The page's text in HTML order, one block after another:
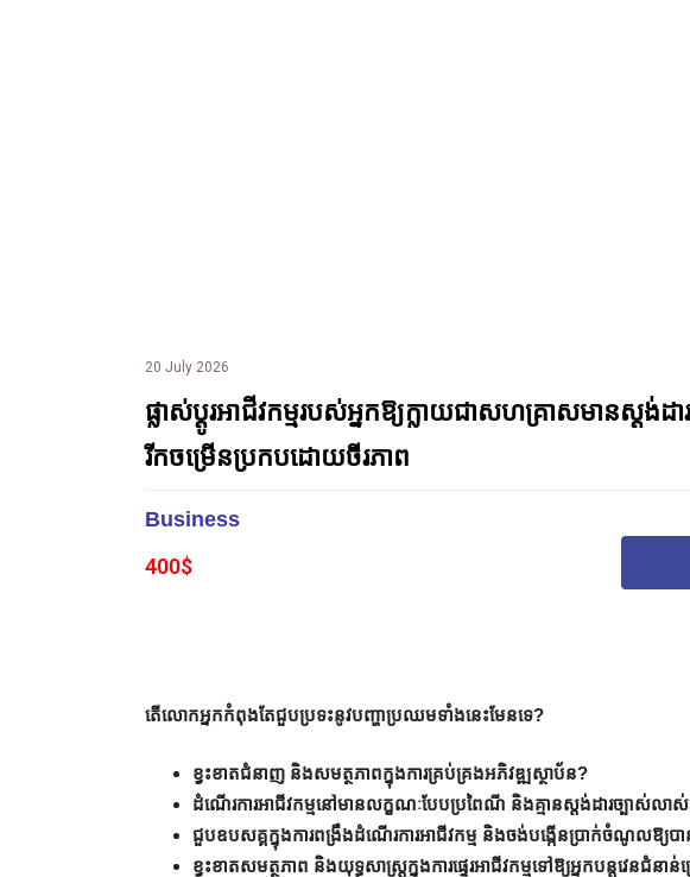
20 July 2026
ផ្លាស់ប្តូរអាជីវកម្មរបស់អ្នកឱ្យក្លាយជាសហគ្រាសមានស្តង់
រីកចម្រើនប្រកបដោយចីរភាព
Business
400$
តើលោកអ្នកកំពុងតែជួបប្រទះនូវបញ្ហាប្រឈមទាំងនេះមែនទេ?
ខ្វះខាតជំនាញ និងសមត្ថភាពក្នុងការគ្រប់គ្រងអភិវឌ្ឍស្ថាប័ន?
ដំណើរការអាជីវកម្មនៅមានលក្ខណៈបែបប្រពៃណី និងគ្មានស្តង់ដារច្បាស់លា
ជួបឧបសគ្គក្នុងការពង្រឹងដំណើរការអាជីវកម្ម និងចង់បង្កើនប្រាក់ចំណូលឱ្យប
ខ្វះខាតសមត្ថភាព និងយុទ្ធសាស្ត្រក្នុងការផ្ទេរអាជីវកម្មទៅឱ្យអ្នកបន្តវេនជំនា